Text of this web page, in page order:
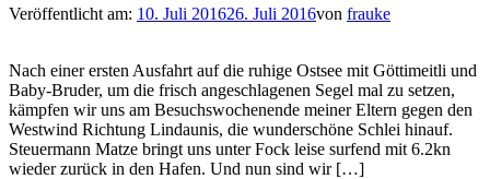
Veröffentlicht am: 10. Juli 201626. Juli 2016von frauke
Nach einer ersten Ausfahrt auf die ruhige Ostsee mit Göttimeitli und
Baby-Bruder, um die frisch angeschlagenen Segel mal zu setzen,
kämpfen wir uns am Besuchswochenende meiner Eltern gegen den
Westwind Richtung Lindaunis, die wunderschöne Schlei hinauf.
Steuermann Matze bringt uns unter Fock leise surfend mit 6.2kn
wieder zurück in den Hafen. Und nun sind wir […]